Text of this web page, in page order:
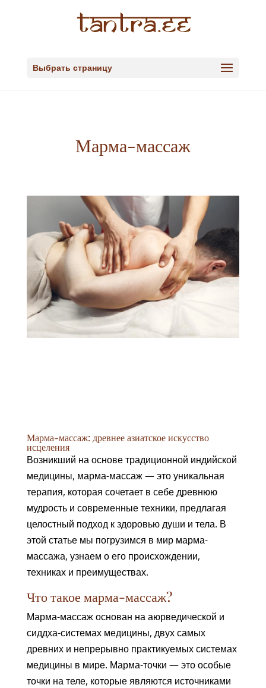
Выбрать страницу
Марма-массаж
Марма-массаж: древнее азиатское искусство
исцеления
Возникший на основе традиционной индийской
медицины, марма-массаж — это уникальная
терапия, которая сочетает в себе древнюю
мудрость и современные техники, предлагая
целостный подход к здоровью души и тела. В
этой статье мы погрузимся в мир марма-
массажа, узнаем о его происхождении,
техниках и преимуществах.
Что такое марма-массаж?
Марма-массаж основан на аюрведической и
сиддха-системах медицины, двух самых
древних и непрерывно практикуемых системах
медицины в мире. Марма-точки — это особые
точки на теле, которые являются источниками